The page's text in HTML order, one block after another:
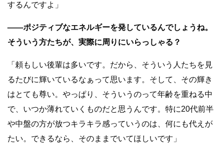
するんですよ」
――ポジティブなエネルギーを発しているんでしょうね。
そういう方たちが、実際に周りにいらっしゃる？
「頼もしい後輩は多いです。だから、そういう人たちを見
るたびに輝いているなぁって思います。そして、その輝き
はとても尊い。やっぱり、そういうのって年齢を重ねる中
で、いつか薄れていくものだと思うんです。特に20代前半
や中盤の方が放つキラキラ感っていうのは、何にも代えが
たい。できるなら、そのままでいてほしいです」